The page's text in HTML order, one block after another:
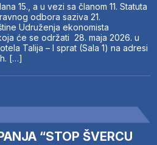
15., a u vezi sa članom 11. Statuta
odbora saziva 21.
Udruženja ekonomista
će se održati 28. maja 2026. u
Talija – I sprat (Sala 1) na adresi
[…]
“STOP ŠVERCU